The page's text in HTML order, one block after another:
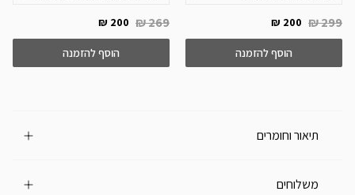
200 ₪ 299 ₪
הוסף להזמנה
200 ₪ 269 ₪
הוסף להזמנה
תיאור וחומרים
משלוחים